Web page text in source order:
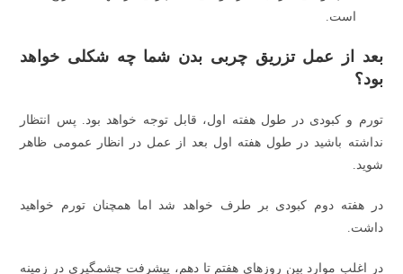
است.
بعد از عمل تزریق چربی بدن شما چه شکلی خواهد
بود؟
تورم و کبودی در طول هفته اول، قابل توجه خواهد بود. پس انتظار
نداشته باشید در طول هفته اول بعد از عمل در انظار عمومی ظاهر
شوید.
در هفته دوم کبودی بر طرف خواهد شد اما همچنان تورم خواهید
داشت.
در اغلب موارد بین روزهای هفتم تا دهم، پیشرفت چشمگیری در زمینه